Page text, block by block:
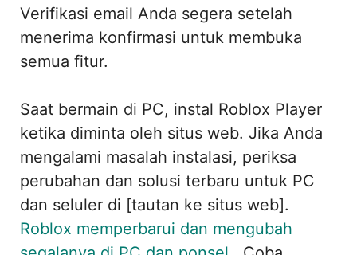
Verifikasi email Anda segera setelah
menerima konfirmasi untuk membuka
semua fitur.
Saat bermain di PC, instal Roblox Player
ketika diminta oleh situs web. Jika Anda
mengalami masalah instalasi, periksa
perubahan dan solusi terbaru untuk PC
dan seluler di [tautan ke situs web].
Roblox memperbarui dan mengubah